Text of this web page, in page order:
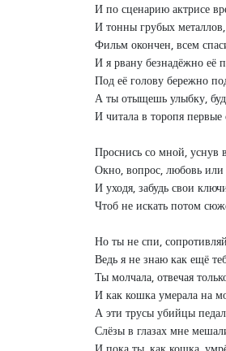
И по сценарию актрисе
И тонны грубых
Фильм окончен, всем
И я рвану безнадёжно её
Под её голову бережно
А ты отыщешь улыбку,
И читала в торопя первые
Проснись со мной, уснув
Окно, вопрос, любовь или
И уходя, забудь свои
Чтоб не искать потом
Но ты не спи,
Ведь я не знаю как ещё
Ты молчала, отвечая
И как кошка умерала на
А эти трусы убийцы
Слёзы в глазах мне